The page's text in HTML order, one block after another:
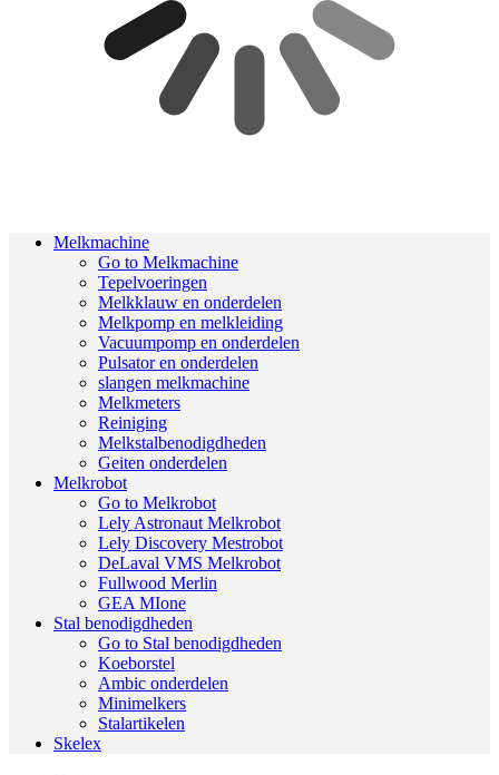
Melkmachine
Go to Melkmachine
Tepelvoeringen
Melkklauw en onderdelen
Melkpomp en melkleiding
Vacuumpomp en onderdelen
Pulsator en onderdelen
slangen melkmachine
Melkmeters
Reiniging
Melkstalbenodigdheden
Geiten onderdelen
Melkrobot
Go to Melkrobot
Lely Astronaut Melkrobot
Lely Discovery Mestrobot
DeLaval VMS Melkrobot
Fullwood Merlin
GEA MIone
Stal benodigdheden
Go to Stal benodigdheden
Koeborstel
Ambic onderdelen
Minimelkers
Stalartikelen
Skelex